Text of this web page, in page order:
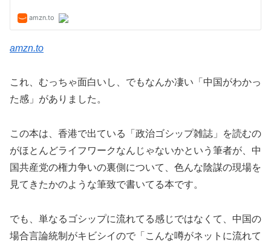
amzn.to
これ、むっちゃ面白いし、でもなんか凄い「中国がわかっ
た感」がありました。
この本は、香港で出ている「政治ゴシップ雑誌」を読むの
がほとんどライフワークなんじゃないかという筆者が、中
国共産党の権力争いの裏側について、色んな陰謀の現場を
見てきたかのような筆致で書いてる本です。
でも、単なるゴシップに流れてる感じではなくて、中国の
場合言論統制がキビシイので「こんな噂がネットに流れて